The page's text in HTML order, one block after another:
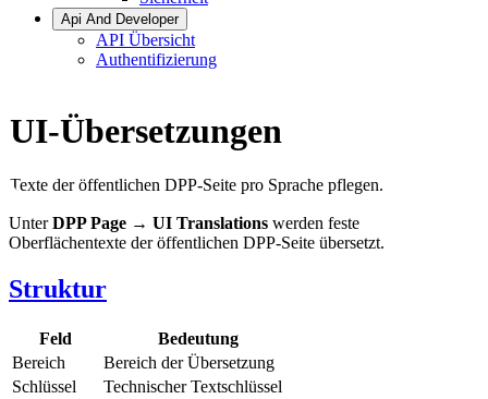
Api And Developer
API Übersicht
Authentifizierung
UI-Übersetzungen
Texte der öffentlichen DPP-Seite pro Sprache pflegen.
UnterDPP Page → UI Translations werden feste
Oberflächentexte der öffentlichen DPP-Seite übersetzt.
Struktur
Feld
Bedeutung
Bereich
Bereich der Übersetzung
Schlüssel
Technischer Textschlüssel